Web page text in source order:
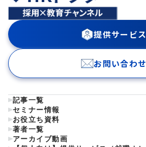
提供サービス
お問い合わせ
記事一覧
セミナー情報
お役立ち資料
著者一覧
アーカイブ動画